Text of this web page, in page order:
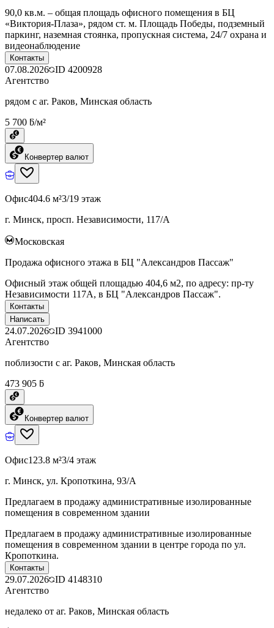
90,0 кв.м. – общая площадь офисного помещения в БЦ
«Виктория-Плаза», рядом ст. м. Площадь Победы, подземный
паркинг, наземная стоянка, пропускная система, 24/7 охрана и
видеонаблюдение
Контакты
07.08.2026 ID 4200928
Агентство
рядом с аг. Раков, Минская область
5 700 ƃ/м²
Конвертер валют
Офис404.6 м²3/19 этаж
г. Минск, просп. Независимости, 117/А
Московская
Продажа офисного этажа в БЦ "Александров Пассаж"
Офисный этаж общей площадью 404,6 м2, по адресу: пр-ту
Независимости 117А, в БЦ "Александров Пассаж".
Контакты
Написать
24.07.2026 ID 3941000
Агентство
поблизости с аг. Раков, Минская область
473 905 ƃ
Конвертер валют
Офис123.8 м²3/4 этаж
г. Минск, ул. Кропоткина, 93/А
Предлагаем в продажу административные изолированные
помещения в современном здании
Предлагаем в продажу административные изолированные
помещения в современном здании в центре города по ул.
Кропоткина.
Контакты
29.07.2026 ID 4148310
Агентство
недалеко от аг. Раков, Минская область